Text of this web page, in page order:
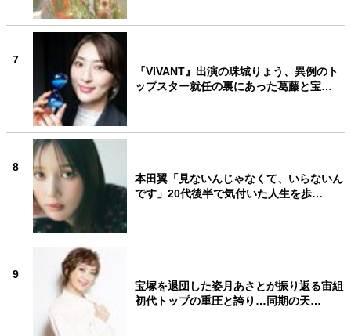
7
『VIVANT』出演の珠城りょう、異例のト
ップスター就任の裏にあった葛藤と宝…
8
本田翼「見ないんじゃなくて、いらないん
です」20代後半で気付いた人生を歩…
9
宝塚を退団した姿月あさとが振り返る宙組
初代トップの重圧と誇り…同期の天…